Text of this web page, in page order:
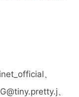
、
、